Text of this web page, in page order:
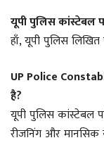
यूपी पुलिस कांस्टेबल
हाँ, यूपी पुलिस लिखित
UP Police
है?
यूपी पुलिस कांस्टेबल
रीजनिंग और मानसिक